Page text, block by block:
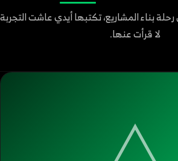
بناء المشاريع، تكتبها أيدي عاشت التجربة
لا قرأت عنها.